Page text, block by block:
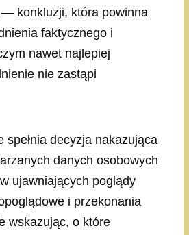
— konkluzji, która powinna
faktycznego i
nawet najlepiej
nie zastąpi
spełnia decyzja nakazująca
danych osobowych
ujawniających poglądy
i przekonania
wskazując, o które